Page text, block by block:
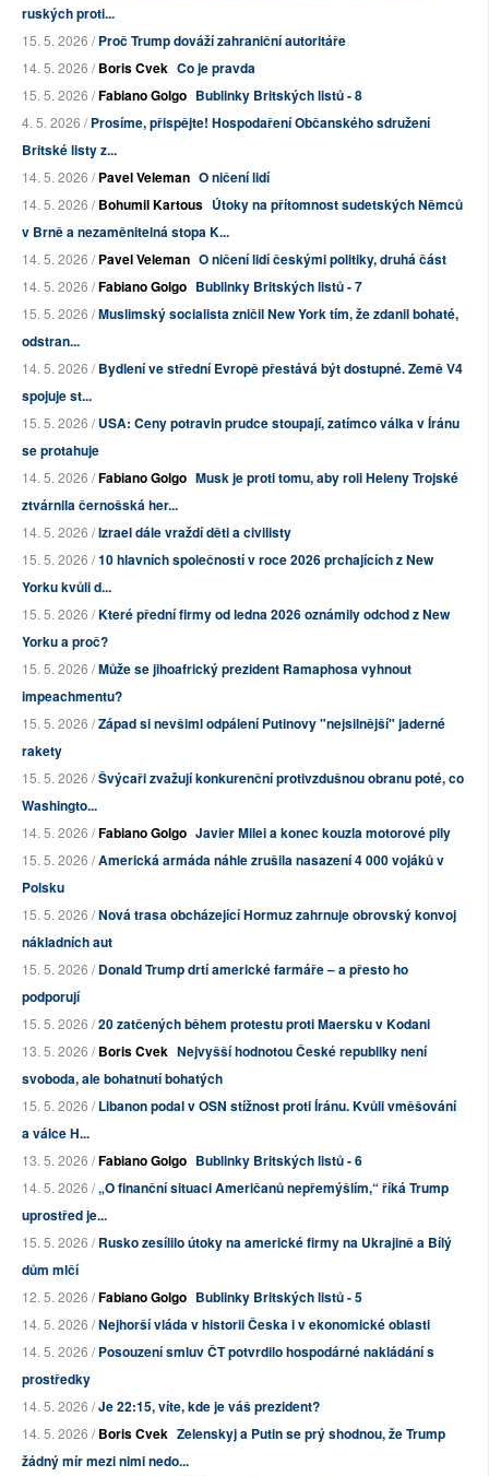
ruských proti...
15. 5. 2026 /Proč Trump dováží zahraniční autoritáře
14. 5. 2026 /Boris Cvek Co je pravda
15. 5. 2026 /Fabiano Golgo Bublinky Britských listů - 8
4. 5. 2026 /Prosíme, přispějte! Hospodaření Občanského sdružení
Britské listy z...
14. 5. 2026 /Pavel Veleman O ničení lidí
14. 5. 2026 /Bohumil Kartous Útoky na přítomnost sudetských Němců
v Brně a nezaměnitelná stopa K...
14. 5. 2026 /Pavel Veleman O ničení lidí českými politiky, druhá část
14. 5. 2026 /Fabiano Golgo Bublinky Britských listů - 7
15. 5. 2026 /Muslimský socialista zničil New York tím, že zdanil bohaté,
odstran...
14. 5. 2026 /Bydlení ve střední Evropě přestává být dostupné. Země V4
spojuje st...
15. 5. 2026 /USA: Ceny potravin prudce stoupají, zatímco válka v Íránu
se protahuje
14. 5. 2026 /Fabiano Golgo Musk je proti tomu, aby roli Heleny Trojské
ztvárnila černošská her...
14. 5. 2026 /Izrael dále vraždí děti a civilisty
15. 5. 2026 /10 hlavních společností v roce 2026 prchajících z New
Yorku kvůli d...
15. 5. 2026 /Které přední firmy od ledna 2026 oznámily odchod z New
Yorku a proč?
15. 5. 2026 /Může se jihoafrický prezident Ramaphosa vyhnout
impeachmentu?
15. 5. 2026 /Západ si nevšiml odpálení Putinovy "nejsilnější" jaderné
rakety
15. 5. 2026 /Švýcaři zvažují konkurenční protivzdušnou obranu poté, co
Washingto...
14. 5. 2026 /Fabiano Golgo Javier Milei a konec kouzla motorové pily
15. 5. 2026 /Americká armáda náhle zrušila nasazení 4 000 vojáků v
Polsku
15. 5. 2026 /Nová trasa obcházející Hormuz zahrnuje obrovský konvoj
nákladních aut
15. 5. 2026 /Donald Trump drtí americké farmáře – a přesto ho
podporují
15. 5. 2026 /20 zatčených během protestu proti Maersku v Kodani
13. 5. 2026 /Boris Cvek Nejvyšší hodnotou České republiky není
svoboda, ale bohatnutí bohatých
15. 5. 2026 /Libanon podal v OSN stížnost proti Íránu. Kvůli vměšování
a válce H...
13. 5. 2026 /Fabiano Golgo Bublinky Britských listů - 6
14. 5. 2026 /„O finanční situaci Američanů nepřemýšlím,“ říká Trump
uprostřed je...
15. 5. 2026 /Rusko zesílilo útoky na americké firmy na Ukrajině a Bílý
dům mlčí
12. 5. 2026 /Fabiano Golgo Bublinky Britských listů - 5
14. 5. 2026 /Nejhorší vláda v historii Česka i v ekonomické oblasti
14. 5. 2026 /Posouzení smluv ČT potvrdilo hospodárné nakládání s
prostředky
14. 5. 2026 /Je 22:15, víte, kde je váš prezident?
14. 5. 2026 /Boris Cvek Zelenskyj a Putin se prý shodnou, že Trump
žádný mír mezi nimi nedo...